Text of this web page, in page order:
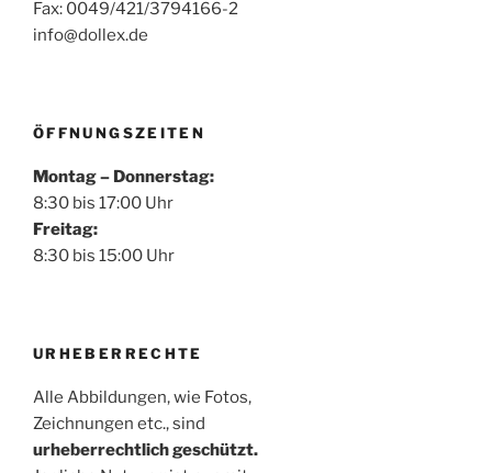
Fax: 0049/421/3794166-2
info@dollex.de
ÖFFNUNGSZEITEN
Montag – Donnerstag:
8:30 bis 17:00 Uhr
Freitag:
8:30 bis 15:00 Uhr
URHEBERRECHTE
Alle Abbildungen, wie Fotos,
Zeichnungen etc., sind
urheberrechtlich geschützt.